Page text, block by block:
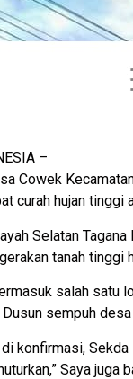
–
Cowek
curah hujan
Selatan
tanah tinggi
salah
sempuh
konfirmasi,
Saya